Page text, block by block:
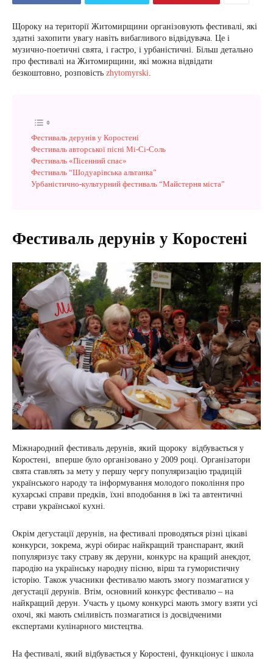
Щороку на території Житомирщини організовують фестивалі, які
здатні захопити увагу навіть вибагливого відвідувача. Це і
музично-поетичні свята, і гастро, і урбаністичні. Більш детально
про фестивалі на Житомирщини, які можна відвідати
безкоштовно, розповість zhytomyrski.
Фестиваль дерунів у Коростені
Фестиваль авторської пісні Мі-Сі-Соль
Фестиваль «Пісенний спас»
Фестиваль “Шодуарівська альтанка”
Урбаністично-культурний фестиваль “Майстерня міста”
Фестиваль дерунів у Коростені
Міжнародний фестиваль дерунів, який щороку відбувається у
Коростені, вперше було організовано у 2009 році. Організатори
свята ставлять за мету у першу чергу популяризацію традицій
українського народу та інформування молодого покоління про
кухарські справи предків, їхні вподобання в їжі та автентичні
страви української кухні.
Окрім дегустації дерунів, на фестивалі проводяться різні цікаві
конкурси, зокрема, журі обирає найкращий транспарант, який
популяризує таку страву як деруни, конкурс на кращий анекдот,
пародію на українську народну пісню, вірш та гумористичну
історію. Також учасники фестивалю мають змогу позмагатися у
дегустації дерунів. Втім, основний конкурс фестивалю – на
найкращий дерун. Участь у цьому конкурсі мають змогу взяти усі
охочі, які мають сміливість позмагатися із досвідченими
експертами кулінарного мистецтва.
На фестивалі, який відбувається у Коростені, функціонує і школа